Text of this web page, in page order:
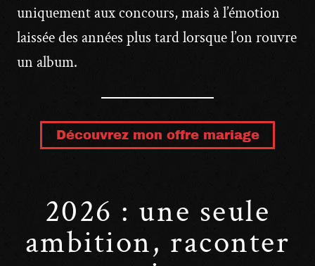
uniquement aux concours, mais à l’émotion
laissée des années plus tard lorsque l’on rouvre
un album.
Découvrez mon offre mariage
2026 : une seule
ambition, raconter